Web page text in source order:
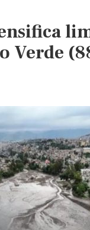
Verde